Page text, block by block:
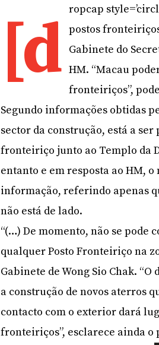
[d ropcap
postos
Gabinete do
HM. “Macau
fronteiriços”,
Segundo informações obtidas
sector da construção, está a
fronteiriço junto ao Templo da
entanto e em resposta ao HM,
informação, referindo apenas
não está de lado.
“(…) De momento, não se pode
qualquer Posto Fronteiriço na
Gabinete de Wong Sio Chak.
a construção de novos aterros
contacto com o exterior dará
fronteiriços”, esclarece ainda o